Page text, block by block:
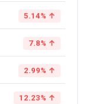
5.14% ↑
7.8% ↑
2.99% ↑
12.23% ↑